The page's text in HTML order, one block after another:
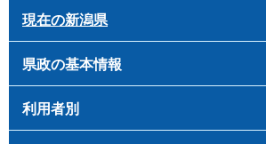
現在の新潟県
県政の基本情報
利用者別